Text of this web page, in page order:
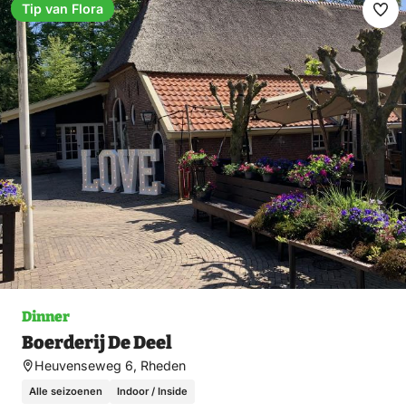
Dinner
Boerderij De Deel
Heuvenseweg 6, Rheden
Alle seizoenen Indoor / Inside
Tip van Flora